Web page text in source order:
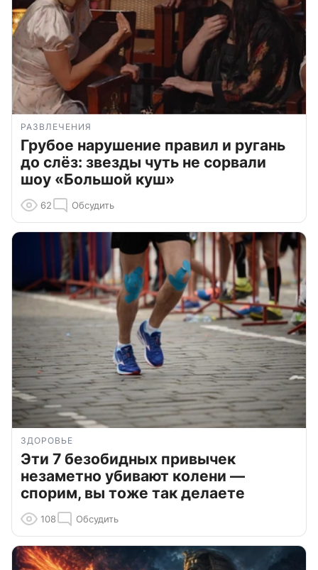
РАЗВЛЕЧЕНИЯ
Грубое нарушение правил и ругань
до слёз: звезды чуть не сорвали
шоу «Большой куш»
62 Обсудить
ЗДОРОВЬЕ
Эти 7 безобидных привычек
незаметно убивают колени —
спорим, вы тоже так делаете
108 Обсудить